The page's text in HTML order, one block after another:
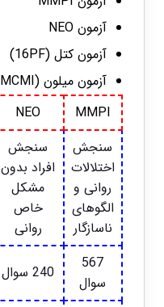
آزمون NEO
آزمون کتل (16PF)
آزمون میلون (MCMI)
MMPI
NEO
سنجش
اختلالات
روانی و
الگوهای
ناسازگار
سنجش
افراد بدون
مشکل
خاص
روانی
567
سوال
240 سوال